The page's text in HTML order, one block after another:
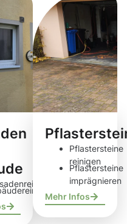
Pflastersteine
reinigen
Pflastersteine
imprägnieren
Mehr Infos